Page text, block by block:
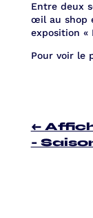
Entre deux
œil au shop
exposition «
Pour voir le
←
-